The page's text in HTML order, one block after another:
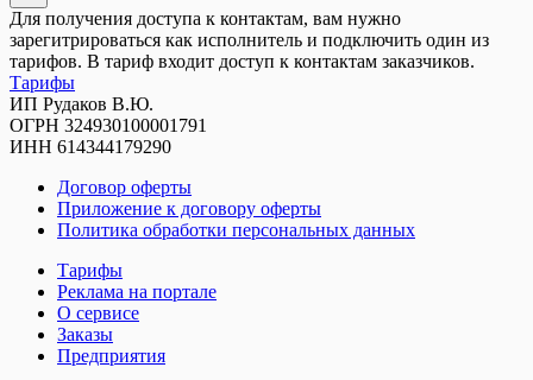
Для получения доступа к контактам, вам нужно
зарегитрироваться как исполнитель и подключить один из
тарифов. В тариф входит доступ к контактам заказчиков.
Тарифы
ИП Рудаков В.Ю.
ОГРН 324930100001791
ИНН 614344179290
Договор оферты
Приложение к договору оферты
Политика обработки персональных данных
Тарифы
Реклама на портале
О сервисе
Заказы
Предприятия